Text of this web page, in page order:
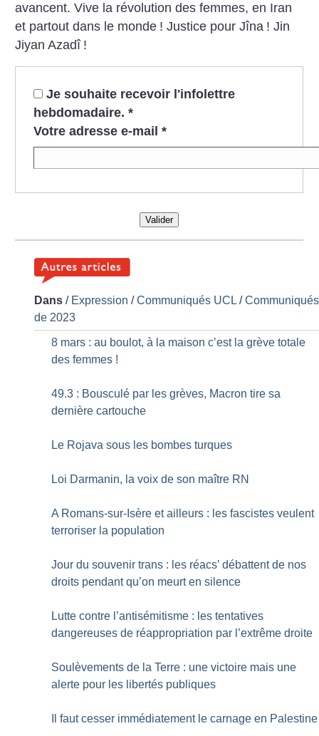
avancent. Vive la révolution des femmes, en Iran
et partout dans le monde ! Justice pour Jîna ! Jin
Jiyan Azadî !
Je souhaite recevoir l'infolettre
hebdomadaire. *
Votre adresse e-mail *
Valider
Dans / Expression /Communiqués UCL /Communiqués
de 2023
8 mars : au boulot, à la maison c’est la grève totale
des femmes !
49.3 : Bousculé par les grèves, Macron tire sa
dernière cartouche
Le Rojava sous les bombes turques
Loi Darmanin, la voix de son maître RN
A Romans-sur-Isère et ailleurs : les fascistes veulent
terroriser la population
Jour du souvenir trans : les réacs’ débattent de nos
droits pendant qu’on meurt en silence
Lutte contre l’antisémitisme : les tentatives
dangereuses de réappropriation par l’extrême droite
Soulèvements de la Terre : une victoire mais une
alerte pour les libertés publiques
Il faut cesser immédiatement le carnage en Palestine